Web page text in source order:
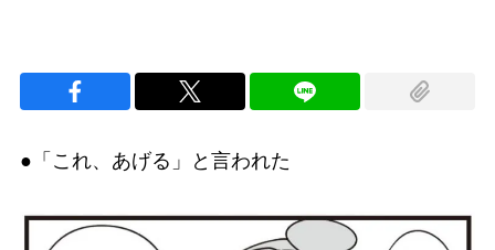
●「これ、あげる」と言われた